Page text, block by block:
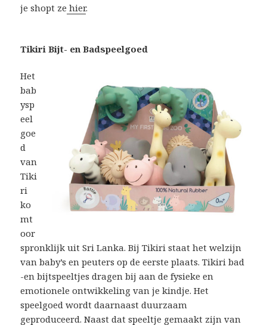
je shopt ze hier.
Tikiri Bijt- en Badspeelgoed
Het
bab
ysp
eel
goe
d
van
Tiki
ri
ko
mt
oor
spronklijk uit Sri Lanka. Bij Tikiri staat het welzijn
van baby’s en peuters op de eerste plaats. Tikiri bad
-en bijtspeeltjes dragen bij aan de fysieke en
emotionele ontwikkeling van je kindje. Het
speelgoed wordt daarnaast duurzaam
geproduceerd. Naast dat speeltje gemaakt zijn van